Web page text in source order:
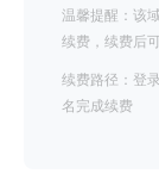
温馨提醒：该
续费，续费后
续费路径：登
名完成续费